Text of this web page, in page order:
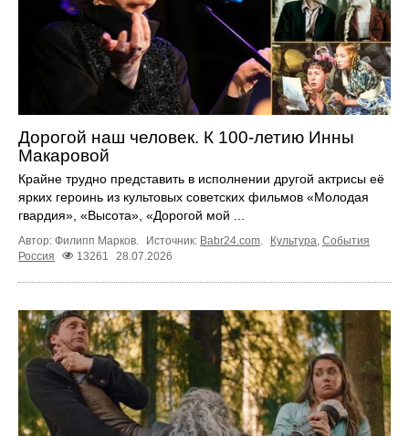
Дорогой наш человек. К 100‑летию Инны
Макаровой
Крайне трудно представить в исполнении другой актрисы её
ярких героинь из культовых советских фильмов «Молодая
гвардия», «Высота», «Дорогой мой ...
Автор: Филипп Марков. Источник: Babr24.com Культура События
Россия
13261 28.07.2026